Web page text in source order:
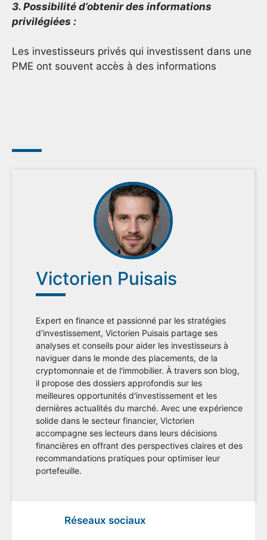
3. Possibilité d’obtenir des informations
privilégiées :
Les investisseurs privés qui investissent dans une
PME ont souvent accès à des informations
Victorien Puisais
Expert en finance et passionné par les stratégies
d'investissement, Victorien Puisais partage ses
analyses et conseils pour aider les investisseurs à
naviguer dans le monde des placements, de la
cryptomonnaie et de l'immobilier. À travers son blog,
il propose des dossiers approfondis sur les
meilleures opportunités d'investissement et les
dernières actualités du marché. Avec une expérience
solide dans le secteur financier, Victorien
accompagne ses lecteurs dans leurs décisions
financières en offrant des perspectives claires et des
recommandations pratiques pour optimiser leur
portefeuille.
Réseaux sociaux